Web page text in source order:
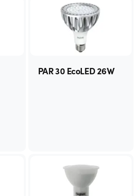
PAR 30 EcoLED 26W